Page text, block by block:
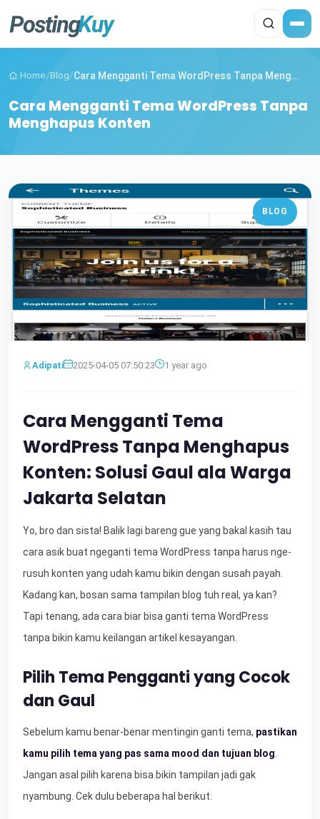
Home/Blog/Cara Mengganti Tema WordPress Tanpa Meng...
Cara Mengganti Tema WordPress Tanpa
Menghapus Konten
BLOG
Adipati 2025-04-05 07:50:23 1 year ago
Cara Mengganti Tema
WordPress Tanpa Menghapus
Konten: Solusi Gaul ala Warga
Jakarta Selatan
Yo, bro dan sista! Balik lagi bareng gue yang bakal kasih tau
cara asik buat ngeganti tema WordPress tanpa harus nge-
rusuh konten yang udah kamu bikin dengan susah payah.
Kadang kan, bosan sama tampilan blog tuh real, ya kan?
Tapi tenang, ada cara biar bisa ganti tema WordPress
tanpa bikin kamu keilangan artikel kesayangan.
Pilih Tema Pengganti yang Cocok
dan Gaul
Sebelum kamu benar-benar mentingin ganti tema, pastikan
kamu pilih tema yang pas sama mood dan tujuan blog
Jangan asal pilih karena bisa bikin tampilan jadi gak
nyambung. Cek dulu beberapa hal berikut: